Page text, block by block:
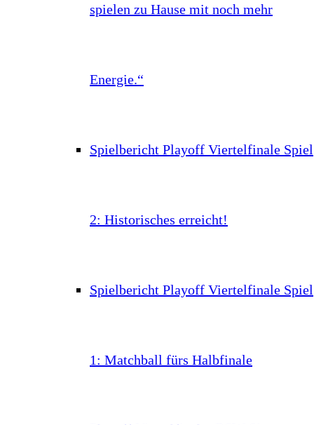
spielen zu Hause mit noch mehr
Energie.“
Spielbericht Playoff Viertelfinale Spiel
2: Historisches erreicht!
Spielbericht Playoff Viertelfinale Spiel
1: Matchball fürs Halbfinale